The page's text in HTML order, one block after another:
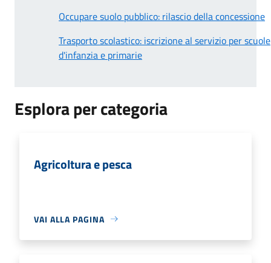
Occupare suolo pubblico: rilascio della concessione
Trasporto scolastico: iscrizione al servizio per scuole
d'infanzia e primarie
Esplora per categoria
Agricoltura e pesca
VAI ALLA PAGINA